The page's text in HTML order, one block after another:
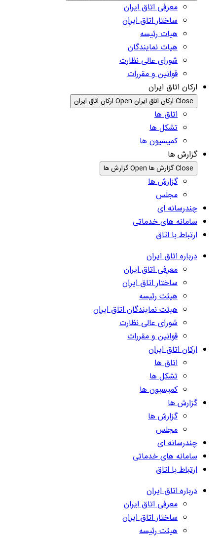
معرفی اتاق ایران
ساختار اتاق ایران
هیات رئیسه
هیات نمایندگان
شورای عالی نظارت
قوانین و مقررات
ارکان اتاق ایران
Close ارکان اتاق ایران Open ارکان اتاق ایران
اتاق ها
تشکل ها
کمیسیون ها
گزارش ها
Close گزارش ها Open گزارش ها
گزارش ها
مجلس
چندرسانه ای
سامانه های خدماتی
ارتباط با اتاق
درباره اتاق ایران
معرفی اتاق ایران
ساختار اتاق ایران
هیئت رئیسه
هیئت نمایندگان اتاق ایران
شورای عالی نظارت
قوانین و مقررات
ارکان اتاق ایران
اتاق ها
تشکل ها
کمیسیون ها
گزارش ها
گزارش ها
مجلس
چندرسانه ای
سامانه های خدماتی
ارتباط با اتاق
درباره اتاق ایران
معرفی اتاق ایران
ساختار اتاق ایران
هیئت رئیسه